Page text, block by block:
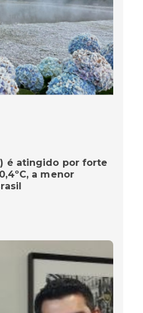
é atingido por forte
a menor